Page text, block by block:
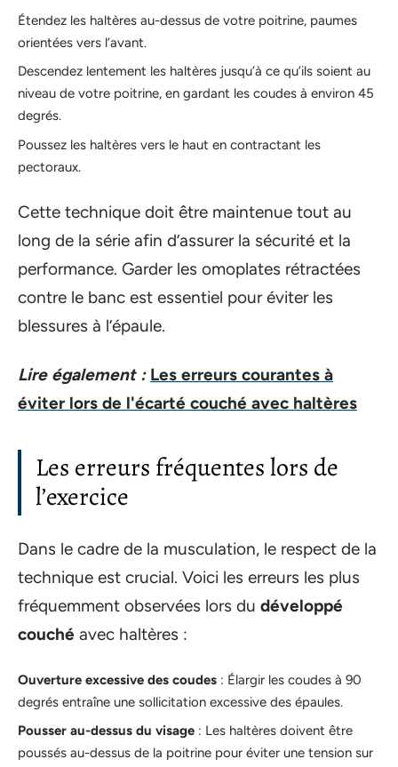
Étendez les haltères au-dessus de votre poitrine, paumes
orientées vers l’avant.
Descendez lentement les haltères jusqu’à ce qu’ils soient au
niveau de votre poitrine, en gardant les coudes à environ 45
degrés.
Poussez les haltères vers le haut en contractant les
pectoraux.
Cette technique doit être maintenue tout au
long de la série afin d’assurer la sécurité et la
performance. Garder les omoplates rétractées
contre le banc est essentiel pour éviter les
blessures à l’épaule.
Lire également : Les erreurs courantes à
éviter lors de l'écarté couché avec haltères
Les erreurs fréquentes lors de
l’exercice
Dans le cadre de la musculation, le respect de la
technique est crucial. Voici les erreurs les plus
fréquemment observées lors du développé
couché avec haltères :
Ouverture excessive des coudes : Élargir les coudes à 90
degrés entraîne une sollicitation excessive des épaules.
Pousser au-dessus du visage : Les haltères doivent être
poussés au-dessus de la poitrine pour éviter une tension sur